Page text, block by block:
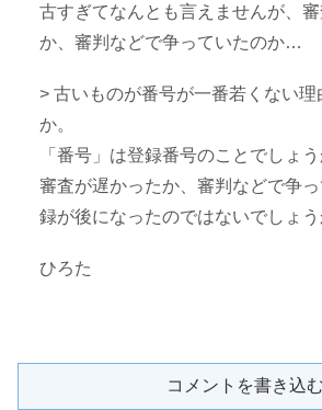
古すぎてなんとも言えませんが、
か、審判などで争っていたのか…
> 古いものが番号が一番若くない
か。
「番号」は登録番号のことでしょう
審査が遅かったか、審判などで争
録が後になったのではないでしょう
ひろた
コメントを書き込む